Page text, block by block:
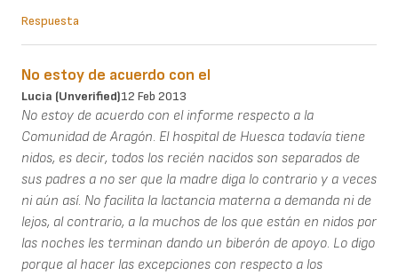
Respuesta
No estoy de acuerdo con el
Lucia (unverified)12 Feb 2013
No estoy de acuerdo con el informe respecto a la
Comunidad de Aragón. El hospital de Huesca todavía tiene
nidos, es decir, todos los recién nacidos son separados de
sus padres a no ser que la madre diga lo contrario y a veces
ni aún así. No facilita la lactancia materna a demanda ni de
lejos, al contrario, a la muchos de los que están en nidos por
las noches les terminan dando un biberón de apoyo. Lo digo
porque al hacer las excepciones con respecto a los